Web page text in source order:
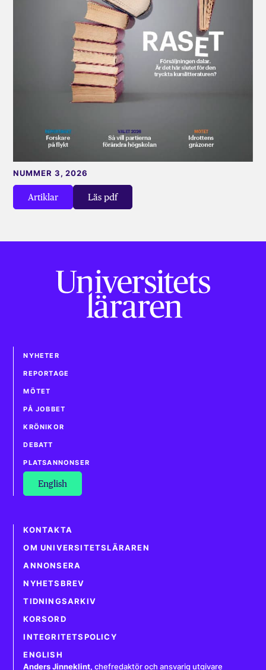
Artiklar Läs pdf
NUMMER 3, 2026
NYHETER
REPORTAGE
MÖTET
PÅ JOBBET
KRÖNIKOR
DEBATT
PLATSANNONSER
English
KONTAKTA
OM UNIVERSITETSLÄRAREN
ANNONSERA
NYHETSBREV
TIDNINGSARKIV
KORSORD
INTEGRITETSPOLICY
ENGLISH
Anders Jinneklint, chefredaktör och ansvarig utgivare